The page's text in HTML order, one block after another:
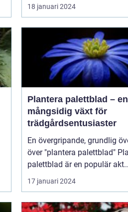
18 januari 2024
Plantera palettblad – en
mångsidig växt för
trädgårdsentusiaster
En övergripande, grundlig
över "plantera palettblad" Plantera
palettblad är en populär
17 januari 2024